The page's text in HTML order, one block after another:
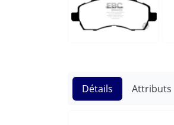
Détails Attributs